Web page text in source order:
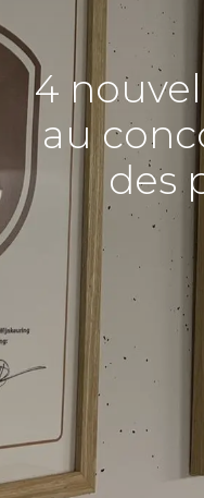
4
au
des